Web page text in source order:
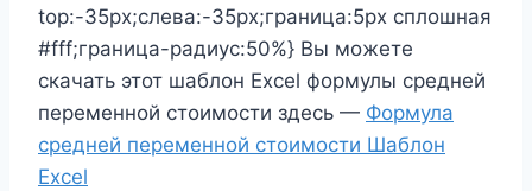
top:-35px;слева:-35px;граница:5px сплошная
#fff;граница-радиус:50%} Вы можете
скачать этот шаблон Excel формулы средней
переменной стоимости здесь — Формула
средней переменной стоимости Шаблон
Excel